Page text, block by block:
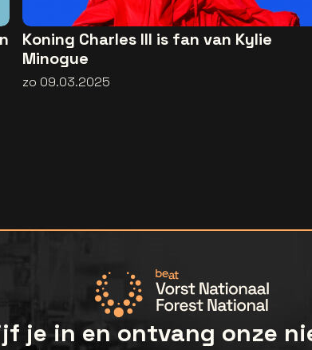
Koning Charles III is fan van Kylie
Minogue
zo 09.03.2025
je in en ontvang onze